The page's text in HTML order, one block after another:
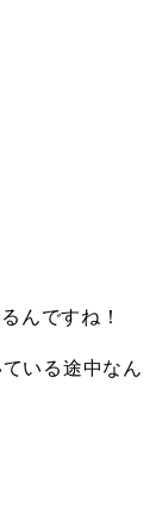
んですね！
いる途中なん